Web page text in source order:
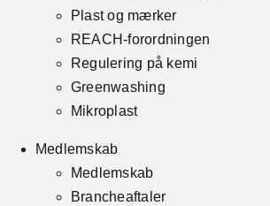
Plast og mærker
REACH-forordningen
Regulering på kemi
Greenwashing
Mikroplast
Medlemskab
Medlemskab
Brancheaftaler